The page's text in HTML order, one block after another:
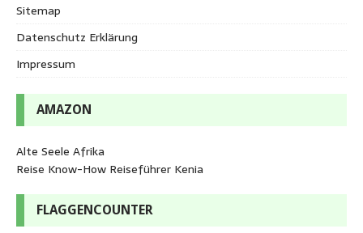
Sitemap
Datenschutz Erklärung
Impressum
AMAZON
Alte Seele Afrika
Reise Know-How Reiseführer Kenia
FLAGGENCOUNTER